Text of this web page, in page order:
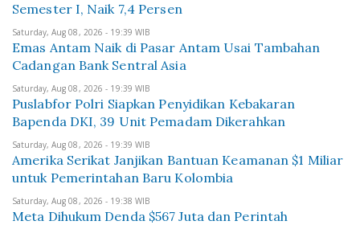
Semester I, Naik 7,4 Persen
Saturday, Aug 08, 2026 - 19:39 WIB
Emas Antam Naik di Pasar Antam Usai Tambahan
Cadangan Bank Sentral Asia
Saturday, Aug 08, 2026 - 19:39 WIB
Puslabfor Polri Siapkan Penyidikan Kebakaran
Bapenda DKI, 39 Unit Pemadam Dikerahkan
Saturday, Aug 08, 2026 - 19:39 WIB
Amerika Serikat Janjikan Bantuan Keamanan $1 Miliar
untuk Pemerintahan Baru Kolombia
Saturday, Aug 08, 2026 - 19:38 WIB
Meta Dihukum Denda $567 Juta dan Perintah